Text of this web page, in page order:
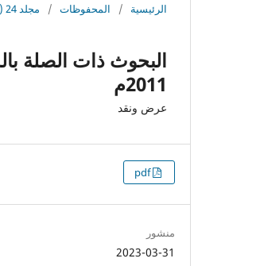
الرئيسية / المحفوظات / مجلد 24 (2023)
2011م
عرض ونقد
التنزيلات
pdf
منشور
2023-03-31